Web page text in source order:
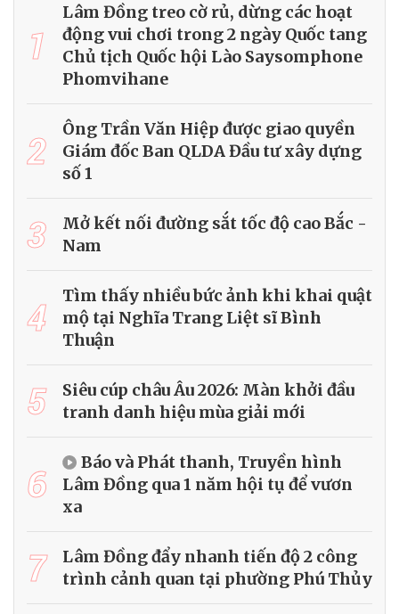
1
Lâm Đồng treo cờ rủ, dừng các hoạt
động vui chơi trong 2 ngày Quốc tang
Chủ tịch Quốc hội Lào Saysomphone
Phomvihane
2
Ông Trần Văn Hiệp được giao quyền
Giám đốc Ban QLDA Đầu tư xây dựng
số 1
3
Mở kết nối đường sắt tốc độ cao Bắc -
Nam
4
Tìm thấy nhiều bức ảnh khi khai quật
mộ tại Nghĩa Trang Liệt sĩ Bình
Thuận
5
Siêu cúp châu Âu 2026: Màn khởi đầu
tranh danh hiệu mùa giải mới
6
Báo và Phát thanh, Truyền hình
Lâm Đồng qua 1 năm hội tụ để vươn
xa
7
Lâm Đồng đẩy nhanh tiến độ 2 công
trình cảnh quan tại phường Phú Thủy